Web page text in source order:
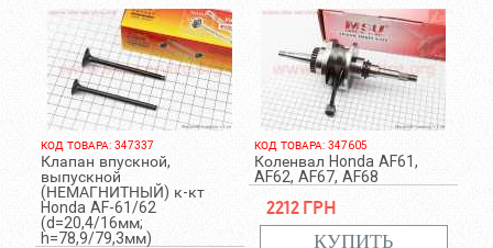
КОД ТОВАРА: 347337
Клапан впускной,
выпускной
(НЕМАГНИТНЫЙ) к-кт
Honda AF-61/62
(d=20,4/16мм;
h=78,9/79,3мм)
КОД ТОВАРА: 347605
Коленвал Honda AF61,
AF62, AF67, AF68
2212 грн